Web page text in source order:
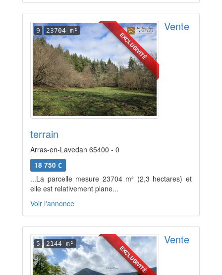
EXCLUSIVITÉ
9 23704 m² Vente
terrain
Arras-en-Lavedan 65400 - 0
18 750 €
...La parcelle mesure 23704 m² (2,3 hectares) et
elle est relativement plane...
Voir l'annonce
EXCLUSIVITÉ
5 2144 m² Vente